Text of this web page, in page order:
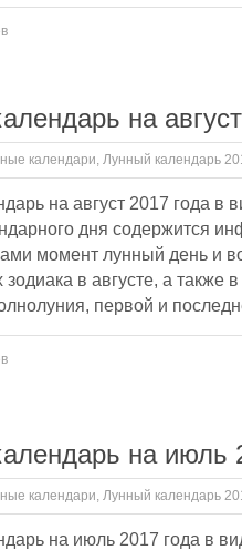
на
календари, Лунный календарь
на август 2017 года в
дня содержится
момент лунный день и во
зодиака в августе, а также
первой и
на июль
календари, Лунный календарь
на июль 2017 года в